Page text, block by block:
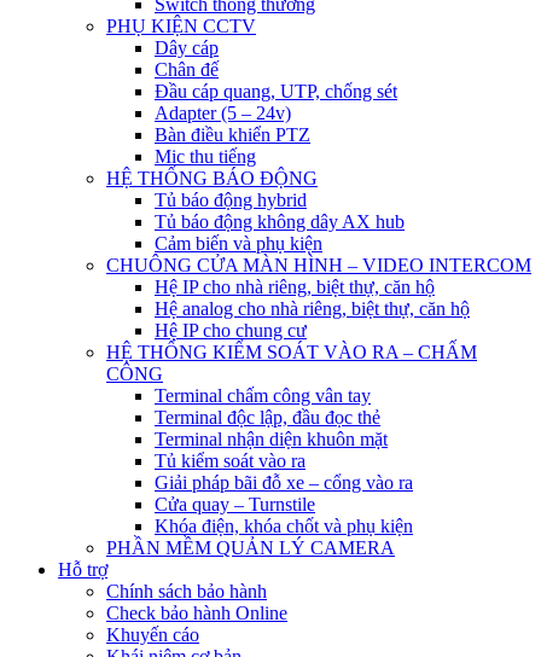
Switch thông thường
PHỤ KIỆN CCTV
Dây cáp
Chân đế
Đầu cáp quang, UTP, chống sét
Adapter (5 – 24v)
Bàn điều khiển PTZ
Mic thu tiếng
HỆ THỐNG BÁO ĐỘNG
Tủ báo động hybrid
Tủ báo động không dây AX hub
Cảm biến và phụ kiện
CHUÔNG CỬA MÀN HÌNH – VIDEO INTERCOM
Hệ IP cho nhà riêng, biệt thự, căn hộ
Hệ analog cho nhà riêng, biệt thự, căn hộ
Hệ IP cho chung cư
HỆ THỐNG KIỂM SOÁT VÀO RA – CHẤM
CÔNG
Terminal chấm công vân tay
Terminal độc lập, đầu đọc thẻ
Terminal nhận diện khuôn mặt
Tủ kiểm soát vào ra
Giải pháp bãi đỗ xe – cổng vào ra
Cửa quay – Turnstile
Khóa điện, khóa chốt và phụ kiện
PHẦN MỀM QUẢN LÝ CAMERA
Hỗ trợ
Chính sách bảo hành
Check bảo hành Online
Khuyến cáo